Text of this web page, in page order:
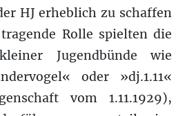
HJ erheblich zu schaffen
Rolle spielten die
Jugendbünde wie
oder »dj.1.11«
vom 1.11.1929),